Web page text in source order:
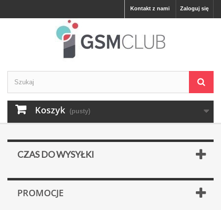
Zaloguj się
Kontakt z nami
Koszyk (pusty)
CZAS DO WYSYŁKI
PROMOCJE